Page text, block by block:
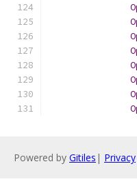
Powered by Gitiles | Privacy